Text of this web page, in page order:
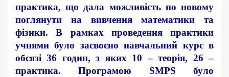
практика, що дала можливість по новому
поглянути на вивчення математики та
фізики. В рамках проведення практики
учнями було засвоєно навчальний курс в
обсязі 36 годин, з яких 10 – теорія, 26 –
практика. Програмою SMPS було